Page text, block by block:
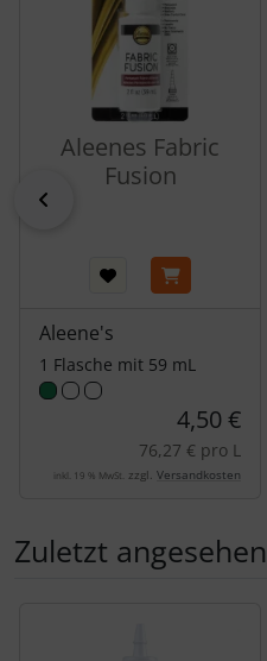
Aleenes Fabric
Fusion
Aleene's
1 Flasche mit 59 mL
4,50 €
76,27 € pro L
inkl. 19 % MwSt. zzgl. Versandkosten
Zuletzt angesehen